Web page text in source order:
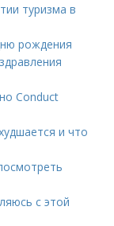
туризма в
рождения
Conduct
и что
с этой